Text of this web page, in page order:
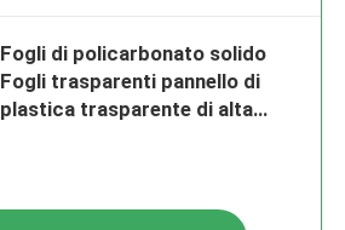
Fogli di policarbonato solido
Fogli trasparenti pannello di
plastica trasparente di alta